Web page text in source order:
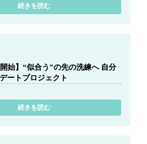
続きを読む
開始】“似合う”の先の洗練へ 自分
ートプロジェクト
続きを読む